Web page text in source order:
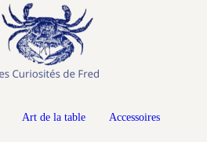
Art de la table Accessoires